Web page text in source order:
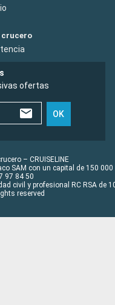
crucero
ofertas
OK
– CRUISELINE
SAM con un capital de 150 000
97 84 50
civil y profesional RC RSA de
reserved